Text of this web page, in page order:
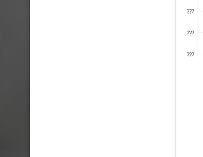
???
???
???